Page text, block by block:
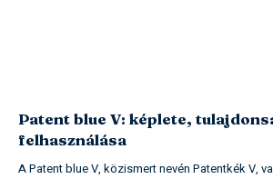
Patent blue V: képlete,
felhasználása
A Patent blue V, közismert nevén Patentkék V,